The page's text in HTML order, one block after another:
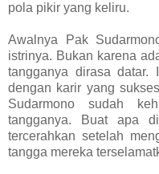
pola pikir yang keliru.
Awalnya Pak
istrinya. Bukan karena
tangganya dirasa datar.
dengan karir yang
Sudarmono sudah
tangganya. Buat apa
tercerahkan setelah
tangga mereka